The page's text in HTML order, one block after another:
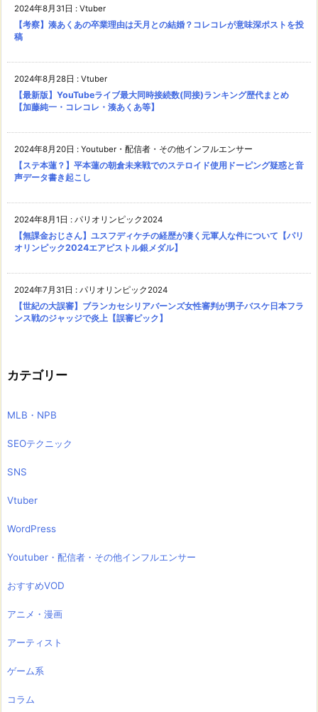
2024年8月31日 : Vtuber
【考察】湊あくあの卒業理由は天月との結婚？コレコレが意味深ポストを投
稿
2024年8月28日 : Vtuber
【最新版】YouTubeライブ最大同時接続数(同接)ランキング歴代まとめ
【加藤純一・コレコレ・湊あくあ等】
2024年8月20日 : Youtuber・配信者・その他インフルエンサー
【ステ本蓮？】平本蓮の朝倉未来戦でのステロイド使用ドーピング疑惑と音
声データ書き起こし
2024年8月1日 : パリオリンピック2024
【無課金おじさん】ユスフディケチの経歴が凄く元軍人な件について【パリ
オリンピック2024エアピストル銀メダル】
2024年7月31日 : パリオリンピック2024
【世紀の大誤審】ブランカセシリアバーンズ女性審判が男子バスケ日本フラ
ンス戦のジャッジで炎上【誤審ピック】
カテゴリー
MLB・NPB
SEOテクニック
SNS
Vtuber
WordPress
Youtuber・配信者・その他インフルエンサー
おすすめVOD
アニメ・漫画
アーティスト
ゲーム系
コラム